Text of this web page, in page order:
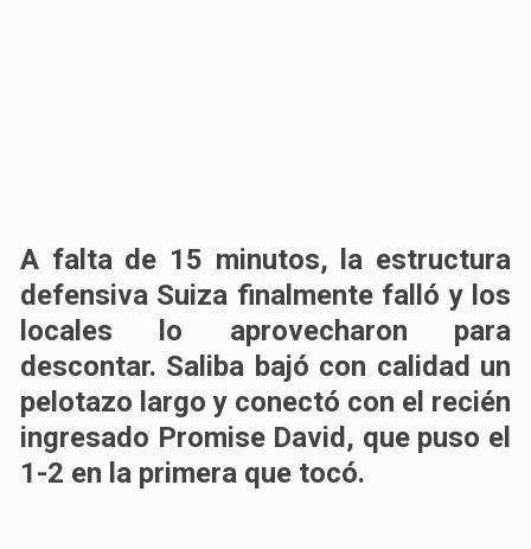
A falta de 15 minutos,
la estructura
defensiva Suiza finalmente falló y los
locales lo aprovecharon para
descontar. Saliba bajó con calidad un
pelotazo largo y conectó con el recién
ingresado Promise David, que puso el
1-2 en la primera que tocó.